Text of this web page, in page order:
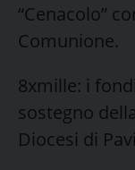
“Cenacolo”
Comunione.
8xmille: i
sostegno
Diocesi di